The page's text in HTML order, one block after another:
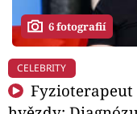
Sledujte nás
6 fotografií
CELEBRITY
Fyzioterapeut